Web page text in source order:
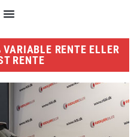
RENTE ELLER
RENTE